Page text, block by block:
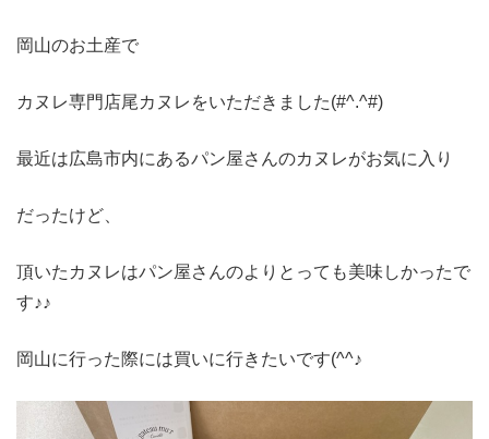
岡山のお土産で
カヌレ専門店尾カヌレをいただきました(#^.^#)
最近は広島市内にあるパン屋さんのカヌレがお気に入り
だったけど、
頂いたカヌレはパン屋さんのよりとっても美味しかったで
す♪♪
岡山に行った際には買いに行きたいです(^^♪